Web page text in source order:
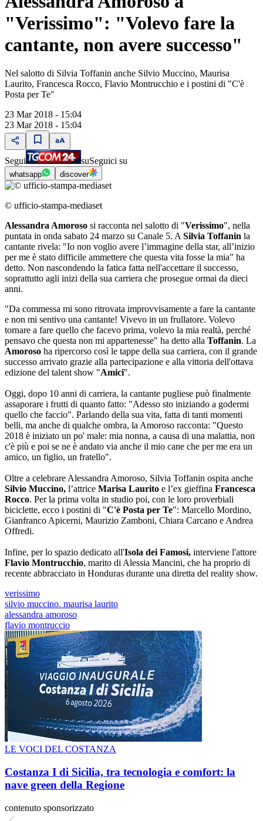
"Verissimo": "Volevo fare la
cantante, non avere successo"
Nel salotto di Silvia Toffanin anche Silvio Muccino, Maurisa
Laurito, Francesca Rocco, Flavio Montrucchio e i postini di "C'è
Posta per Te"
23 Mar 2018 - 15:04
23 Mar 2018 - 15:04
Segui suSeguici su
whatsapp discover
© ufficio-stampa-mediaset
Alessandra Amoroso si racconta nel salotto di "Verissimo", nella
puntata in onda sabato 24 marzo su Canale 5. A Silvia Toffanin la
cantante rivela: "Io non voglio avere l’immagine della star, all’inizio
per me è stato difficile ammettere che questa vita fosse la mia" ha
detto. Non nascondendo la fatica fatta nell'accettare il successo,
soprattutto agli inizi della sua carriera che prosegue ormai da dieci
anni.
"Da commessa mi sono ritrovata improvvisamente a fare la cantante
e non mi sentivo una cantante! Vivevo in un frullatore. Volevo
tornare a fare quello che facevo prima, volevo la mia realtà, perché
pensavo che questa non mi appartenesse" ha detto alla Toffanin. La
Amoroso ha ripercorso così le tappe della sua carriera, con il grande
successo arrivato grazie alla partecipazione e alla vittoria dell'ottava
edizione del talent show "Amici".
Oggi, dopo 10 anni di carriera, la cantante pugliese può finalmente
assaporare i frutti di quanto fatto: "Adesso sto iniziando a godermi
quello che faccio". Parlando della sua vita, fatta di tanti momenti
belli, ma anche di qualche ombra, la Amoroso racconta: "Questo
2018 è iniziato un po' male: mia nonna, a causa di una malattia, non
c'è più e poi se ne è andato via anche il mio cane che per me era un
amico, un figlio, un fratello".
Oltre a celebrare Alessandra Amoroso, Silvia Toffanin ospita anche
Silvio Muccino, l’attrice Marisa Laurito e l’ex gieffina Francesca
Rocco. Per la prima volta in studio poi, con le loro proverbiali
biciclette, ecco i postini di "C'è Posta per Te": Marcello Mordino,
Gianfranco Apicerni, Maurizio Zamboni, Chiara Carcano e Andrea
Offredi.
Infine, per lo spazio dedicato all'Isola dei Famosi, interviene l'attore
Flavio Montrucchio, marito di Alessia Mancini, che ha proprio di
recente abbracciato in Honduras durante una diretta del reality show.
verissimo
silvio muccino. maurisa laurito
alessandra amoroso
flavio montruccio
LE VOCI DEL COSTANZA
Costanza I di Sicilia, tra tecnologia e comfort: la
nave green della Regione
contenuto sponsorizzato